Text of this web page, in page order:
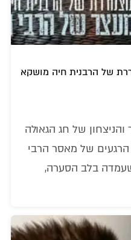
של הרבנית חיה מושקא
של חג הגאולה
הרגעים של מאסר הרבי
בלב הסערה,